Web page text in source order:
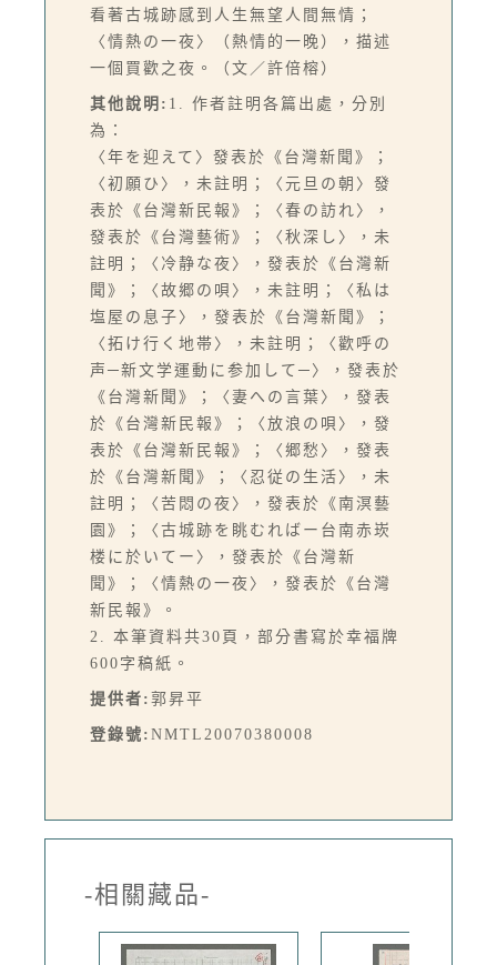
看著古城跡感到人生無望人間無情；
〈情熱の一夜〉（熱情的一晚），描述
一個買歡之夜。（文／許倍榕）
其他說明: 1. 作者註明各篇出處，分別
為：
〈年を迎えて〉發表於《台灣新聞》；
〈初願ひ〉，未註明；〈元旦の朝〉發
表於《台灣新民報》；〈春の訪れ〉，
發表於《台灣藝術》；〈秋深し〉，未
註明；〈冷静な夜〉，發表於《台灣新
聞》；〈故郷の唄〉，未註明；〈私は
塩屋の息子〉，發表於《台灣新聞》；
〈拓け行く地帯〉，未註明；〈歡呼の
声─新文学運動に参加して─〉，發表於
《台灣新聞》；〈妻への言葉〉，發表
於《台灣新民報》；〈放浪の唄〉，發
表於《台灣新民報》；〈郷愁〉，發表
於《台灣新聞》；〈忍従の生活〉，未
註明；〈苦悶の夜〉，發表於《南溟藝
園》；〈古城跡を眺むればー台南赤崁
楼に於いてー〉，發表於《台灣新
聞》；〈情熱の一夜〉，發表於《台灣
新民報》。
2. 本筆資料共30頁，部分書寫於幸福牌
600字稿紙。
提供者: 郭昇平
登錄號: NMTL20070380008
-相關藏品-